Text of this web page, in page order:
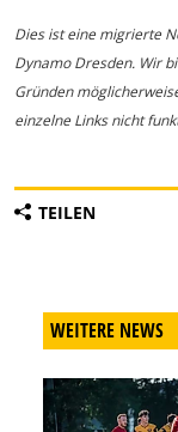
Dies ist eine migrierte
Dynamo Dresden. Wir
Gründen
einzelne Links nicht
TEILEN
WEITERE NEWS